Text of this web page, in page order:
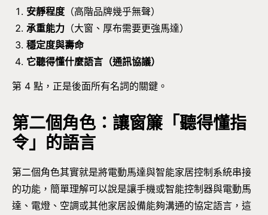
安靜程度 （高階品牌幾乎無聲）
承重能力 （大窗、厚布需要更強馬達）
穩定度與壽命
它聽得懂什麼語言（通訊協議）
第 4 點，正是後面所有名詞的關鍵。
第二個角色：讓窗簾「聽得懂指
令」的語言
第二個角色其實就是將電動馬達與智能家居控制系統串接
的功能，簡單理解可以說是讓手機或智能控制器與電動馬
達、電燈、空調或其他家居設備能夠溝通的協定語言，這